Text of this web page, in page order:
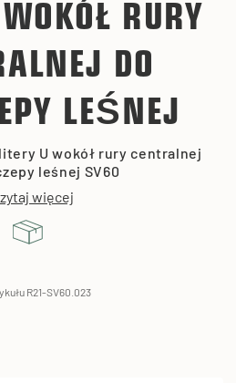
RURY
DO
LEŚNEJ
U wokół rury centralnej
leśnej SV60
więcej
R21-SV60.023